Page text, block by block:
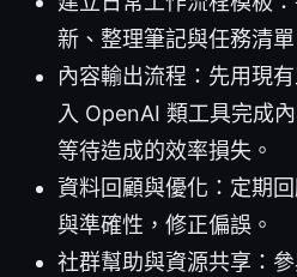
新、整理筆記與任務清單
內容輸出流程：先用現
入 OpenAI 類工具完成
等待造成的效率損失。
資料回顧與優化：定期
與準確性，修正偏誤。
社群幫助與資源共享：